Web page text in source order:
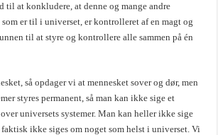
til at konkludere, at denne og mange andre
som er til i universet, er kontrolleret af en magt og
til at styre og kontrollere alle sammen på én
så opdager vi at mennesket sover og dør, men
styres permanent, så man kan ikke sige et
universets systemer. Man kan heller ikke sige
ikke siges om noget som helst i universet. Vi